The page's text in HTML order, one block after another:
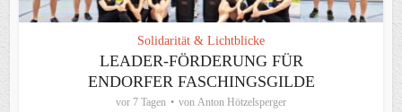
Solidarität & Lichtblicke
LEADER-FÖRDERUNG FÜR
ENDORFER FASCHINGSGILDE
vor 7 Tagen von Anton Hötzelsperger